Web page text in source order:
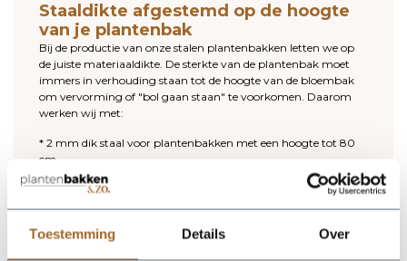
Toestemming Details Over
Staaldikte afgestemd op de hoogte
van je plantenbak
Bij de productie van onze stalen plantenbakken letten we op
de juiste materiaaldikte. De sterkte van de plantenbak moet
immers in verhouding staan tot de hoogte van de bloembak
om vervorming of "bol gaan staan" te voorkomen. Daarom
werken wij met:
* 2 mm dik staal voor plantenbakken met een hoogte tot 80
cm
* 3 mm dik staal voor plantenbakken met een hoogte vanaf
80 cm
Deze diktes zijn zorgvuldig getest en bewezen voldoende voor